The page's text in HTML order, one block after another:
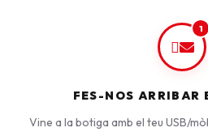
1
FES-NOS ARRIBAR
Vine a la botiga amb el teu USB/